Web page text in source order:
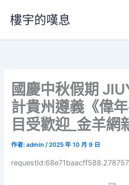
要
樓宇的嘆息
國慶中秋假期
計貴州遵義《偉
目受歡迎_金羊網
作者:admin/2025 年 10 月 9 日